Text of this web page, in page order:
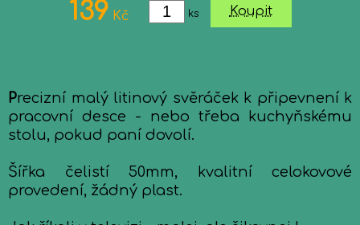
139 Kč ks Koupit
Precizní malý litinový svěráček k připevnení k
pracovní desce - nebo třeba kuchyňskému
stolu, pokud paní dovolí.
Šířka čelistí 50mm, kvalitní celokovové
provedení, žádný plast.